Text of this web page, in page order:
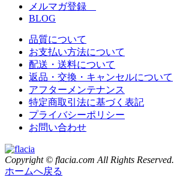
メルマガ登録
BLOG
品質について
お支払い方法について
配送・送料について
返品・交換・キャンセルについて
アフターメンテナンス
特定商取引法に基づく表記
プライバシーポリシー
お問い合わせ
Copyright © flacia.com All Rights Reserved.
ホームへ戻る